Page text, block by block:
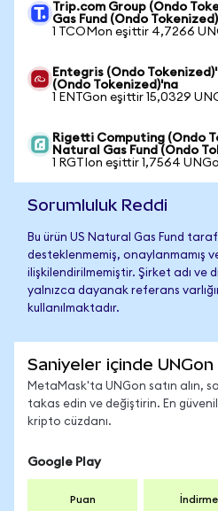
Trip.com Group (Ondo
Gas Fund (Ondo
1 TCOMon eşittir 4,7266
Entegris (Ondo
(Ondo Tokenized)'na
1 ENTGon eşittir 15,0329
Rigetti Computing (Ondo
Natural Gas Fund (Ondo
1 RGTIon eşittir 1,7564
Sorumluluk Reddi
Bu ürün US Natural Gas Fund
desteklenmemiş, onaylanmamış
ilişkilendirilmemiştir. Şirket adı ve
yalnızca dayanak referans
kullanılmaktadır.
Saniyeler içinde UNGon
MetaMask'ta UNGon satın alın,
takas edin ve değiştirin. En
kripto cüzdanı.
Google Play
Puan İndirme